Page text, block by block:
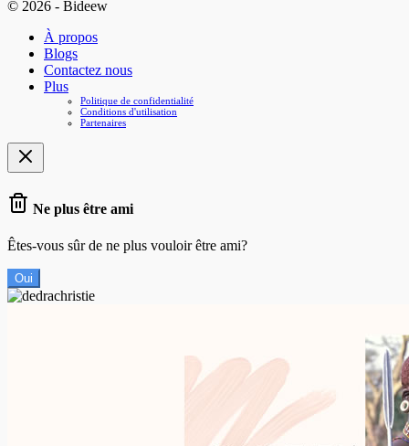
© 2026 - Bideew
À propos
Blogs
Contactez nous
Plus
Politique de confidentialité
Conditions d'utilisation
Partenaires
Ne plus être ami
Êtes-vous sûr de ne plus vouloir être ami?
Oui